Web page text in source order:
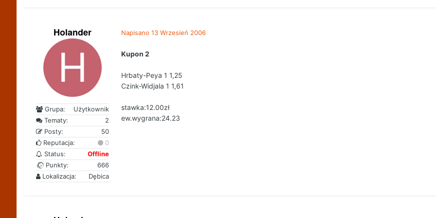
Holander
Grupa:
Użytkownik
Tematy:
2
Posty:
50
Reputacja:
0
Status:
Offline
Punkty:
666
Lokalizacja:
Dębica
Napisano 13 Wrzesień 2006
Kupon 2
Hrbaty-Peya 1 1,25
Czink-Widjala 1 1,61
stawka:12.00zł
ew.wygrana:24.23